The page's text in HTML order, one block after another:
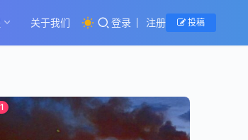
关于我们 登录 注册 投稿